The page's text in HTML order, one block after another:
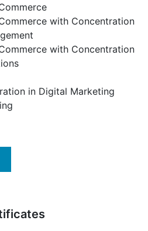
with Concentration
with Concentration
in Digital Marketing